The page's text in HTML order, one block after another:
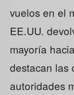
vuelos en el
EE.UU.
mayoría
destacan las
autoridades